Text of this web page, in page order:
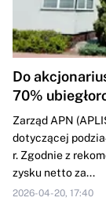
Do
70%
Zarząd APN
dotyczącej
r. Zgodnie z
zysku netto za...
2026-04-20, 17:40